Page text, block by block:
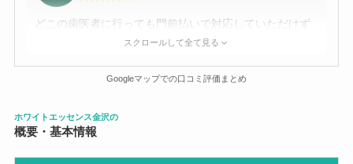
スクロールして全て見る
どこの歯医者に行っても門前払いで対応していただけず
困っていました。ここではホワイトニングで行きました
た。すごく嬉しかったです。本当に行ってよかったと思
染谷武俊
7 か月前
Googleマップでの口コミ評価まとめ
ホワイトエッセンス金沢の
概要・基本情報